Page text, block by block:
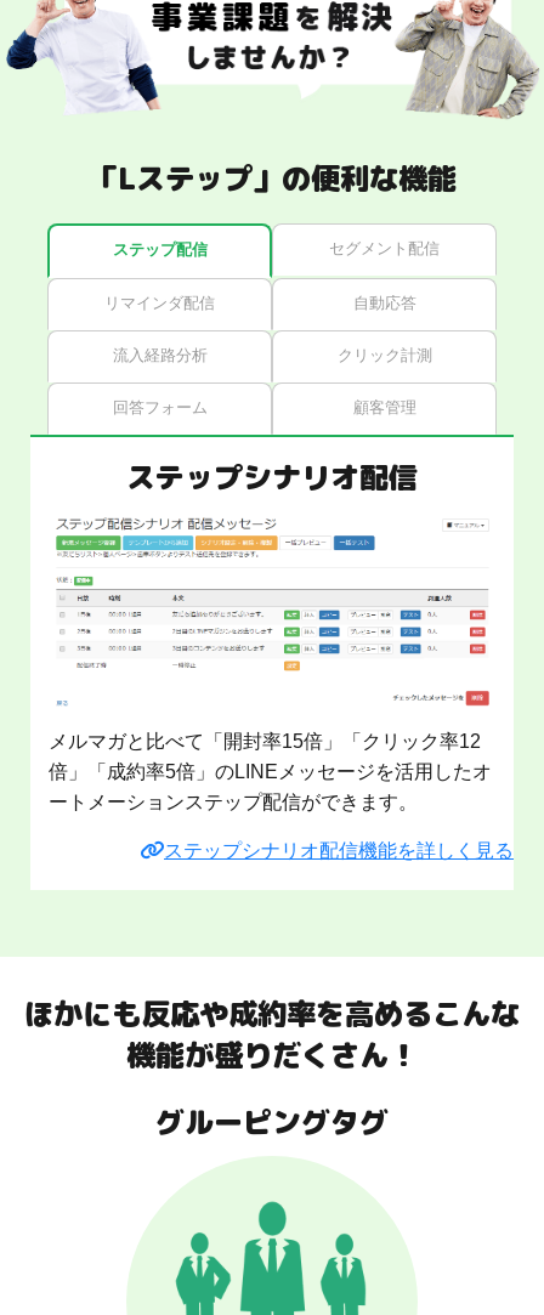
「Lステップ」の便利な機能
ステップ配信 セグメント配信
リマインダ配信 自動応答
流入経路分析 クリック計測
回答フォーム 顧客管理
ステップシナリオ配信
メルマガと比べて「開封率15倍」「クリック率12
倍」「成約率5倍」のLINEメッセージを活用したオ
ートメーションステップ配信ができます。
ステップシナリオ配信機能を詳しく見る
ほかにも反応や成約率を高めるこんな
機能が盛りだくさん！
グルーピングタグ